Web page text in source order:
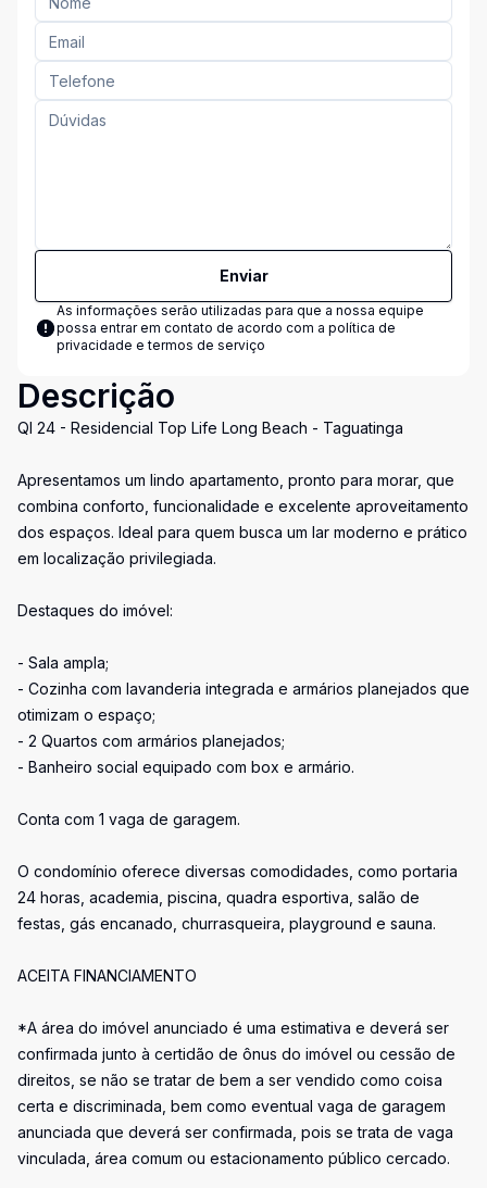
Enviar
As informações serão utilizadas para que a nossa equipe
possa entrar em contato de acordo com a política de
privacidade e termos de serviço
Descrição
QI 24 - Residencial Top Life Long Beach - Taguatinga
Apresentamos um lindo apartamento, pronto para morar, que
combina conforto, funcionalidade e excelente aproveitamento
dos espaços. Ideal para quem busca um lar moderno e prático
em localização privilegiada.
Destaques do imóvel:
- Sala ampla;
- Cozinha com lavanderia integrada e armários planejados que
otimizam o espaço;
- 2 Quartos com armários planejados;
- Banheiro social equipado com box e armário.
Conta com 1 vaga de garagem.
O condomínio oferece diversas comodidades, como portaria
24 horas, academia, piscina, quadra esportiva, salão de
festas, gás encanado, churrasqueira, playground e sauna.
ACEITA FINANCIAMENTO
*A área do imóvel anunciado é uma estimativa e deverá ser
confirmada junto à certidão de ônus do imóvel ou cessão de
direitos, se não se tratar de bem a ser vendido como coisa
certa e discriminada, bem como eventual vaga de garagem
anunciada que deverá ser confirmada, pois se trata de vaga
vinculada, área comum ou estacionamento público cercado.